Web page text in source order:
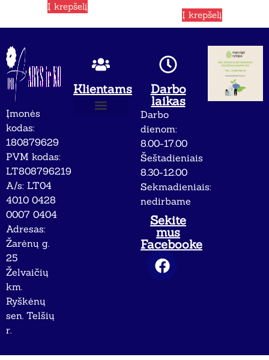
Į krepšelį
Į krepšelį
Įmonės
kodas:
180879629
PVM kodas:
LT808796219
A/s: LT04
4010 0428
0007 0404
Adresas:
Žarėnų g.
25
Želvaičių
km.
Ryškėnų
sen. Telšių
r.
Klientams
Darbo
laikas
Darbo
dienom:
8.00-17.00
Šeštadieniais
8.30-12.00
Sekmadieniais:
nedirbame
Sekite
mus
Facebooke